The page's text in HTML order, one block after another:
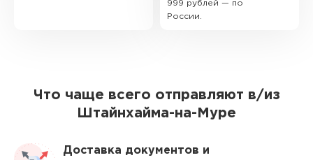
999 рублей — по
России.
Что чаще всего отправляют в/из
Штайнхайма-на-Муре
Доставка документов и